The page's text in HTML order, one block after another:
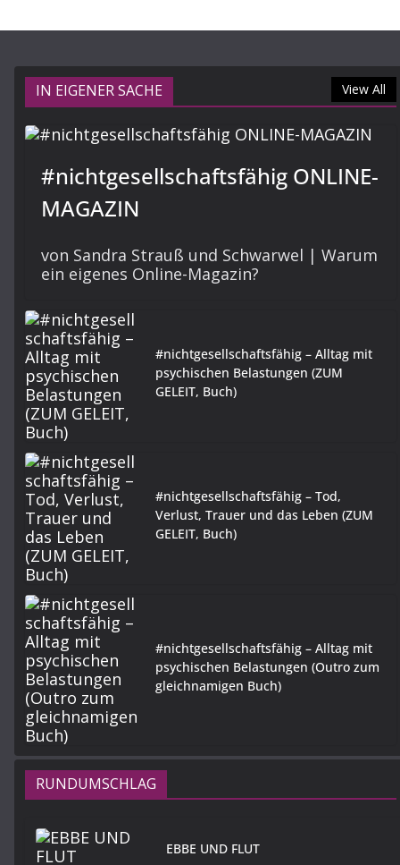
IN EIGENER SACHE View All
#nichtgesellschaftsfähig ONLINE-
MAGAZIN
von Sandra Strauß und Schwarwel | Warum
ein eigenes Online-Magazin?
#nichtgesellschaftsfähig – Alltag mit
psychischen Belastungen (ZUM
GELEIT, Buch)
#nichtgesellschaftsfähig – Tod,
Verlust, Trauer und das Leben (ZUM
GELEIT, Buch)
#nichtgesellschaftsfähig – Alltag mit
psychischen Belastungen (Outro zum
gleichnamigen Buch)
RUNDUMSCHLAG
EBBE UND FLUT